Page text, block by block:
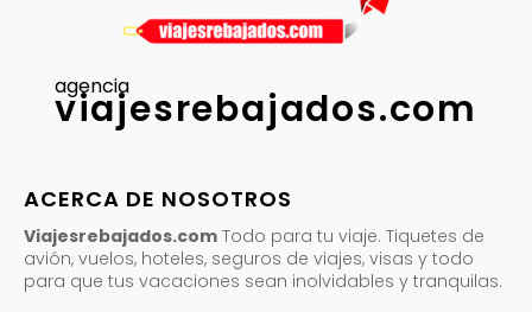
agencia
viajesrebajados.com
ACERCA DE NOSOTROS
Viajesrebajados.com Todo para tu viaje. Tiquetes de
avión, vuelos, hoteles, seguros de viajes, visas y todo
para que tus vacaciones sean inolvidables y tranquilas.